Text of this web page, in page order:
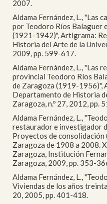
2007.
Aldama Fernández, L., "Las
por Teodoro Ríos Balaguer
(1921-1942)", Artigrama:
Historia del Arte de la
2009, pp. 599-617.
Aldama Fernández, L., "Las
provincial Teodoro Ríos
de Zaragoza (1919-1956)",
Departamento de Historia
Zaragoza, n.º 27, 2012, pp.
Aldama Fernández, L.,
restaurador e investigador
Proyectos de consolidación
Zaragoza de 1908 a 2008.
Zaragoza, Institución
Zaragoza, 2009, pp. 353-
Aldama Fernández, L.,
Viviendas de los años
20, 2005, pp. 401-418.